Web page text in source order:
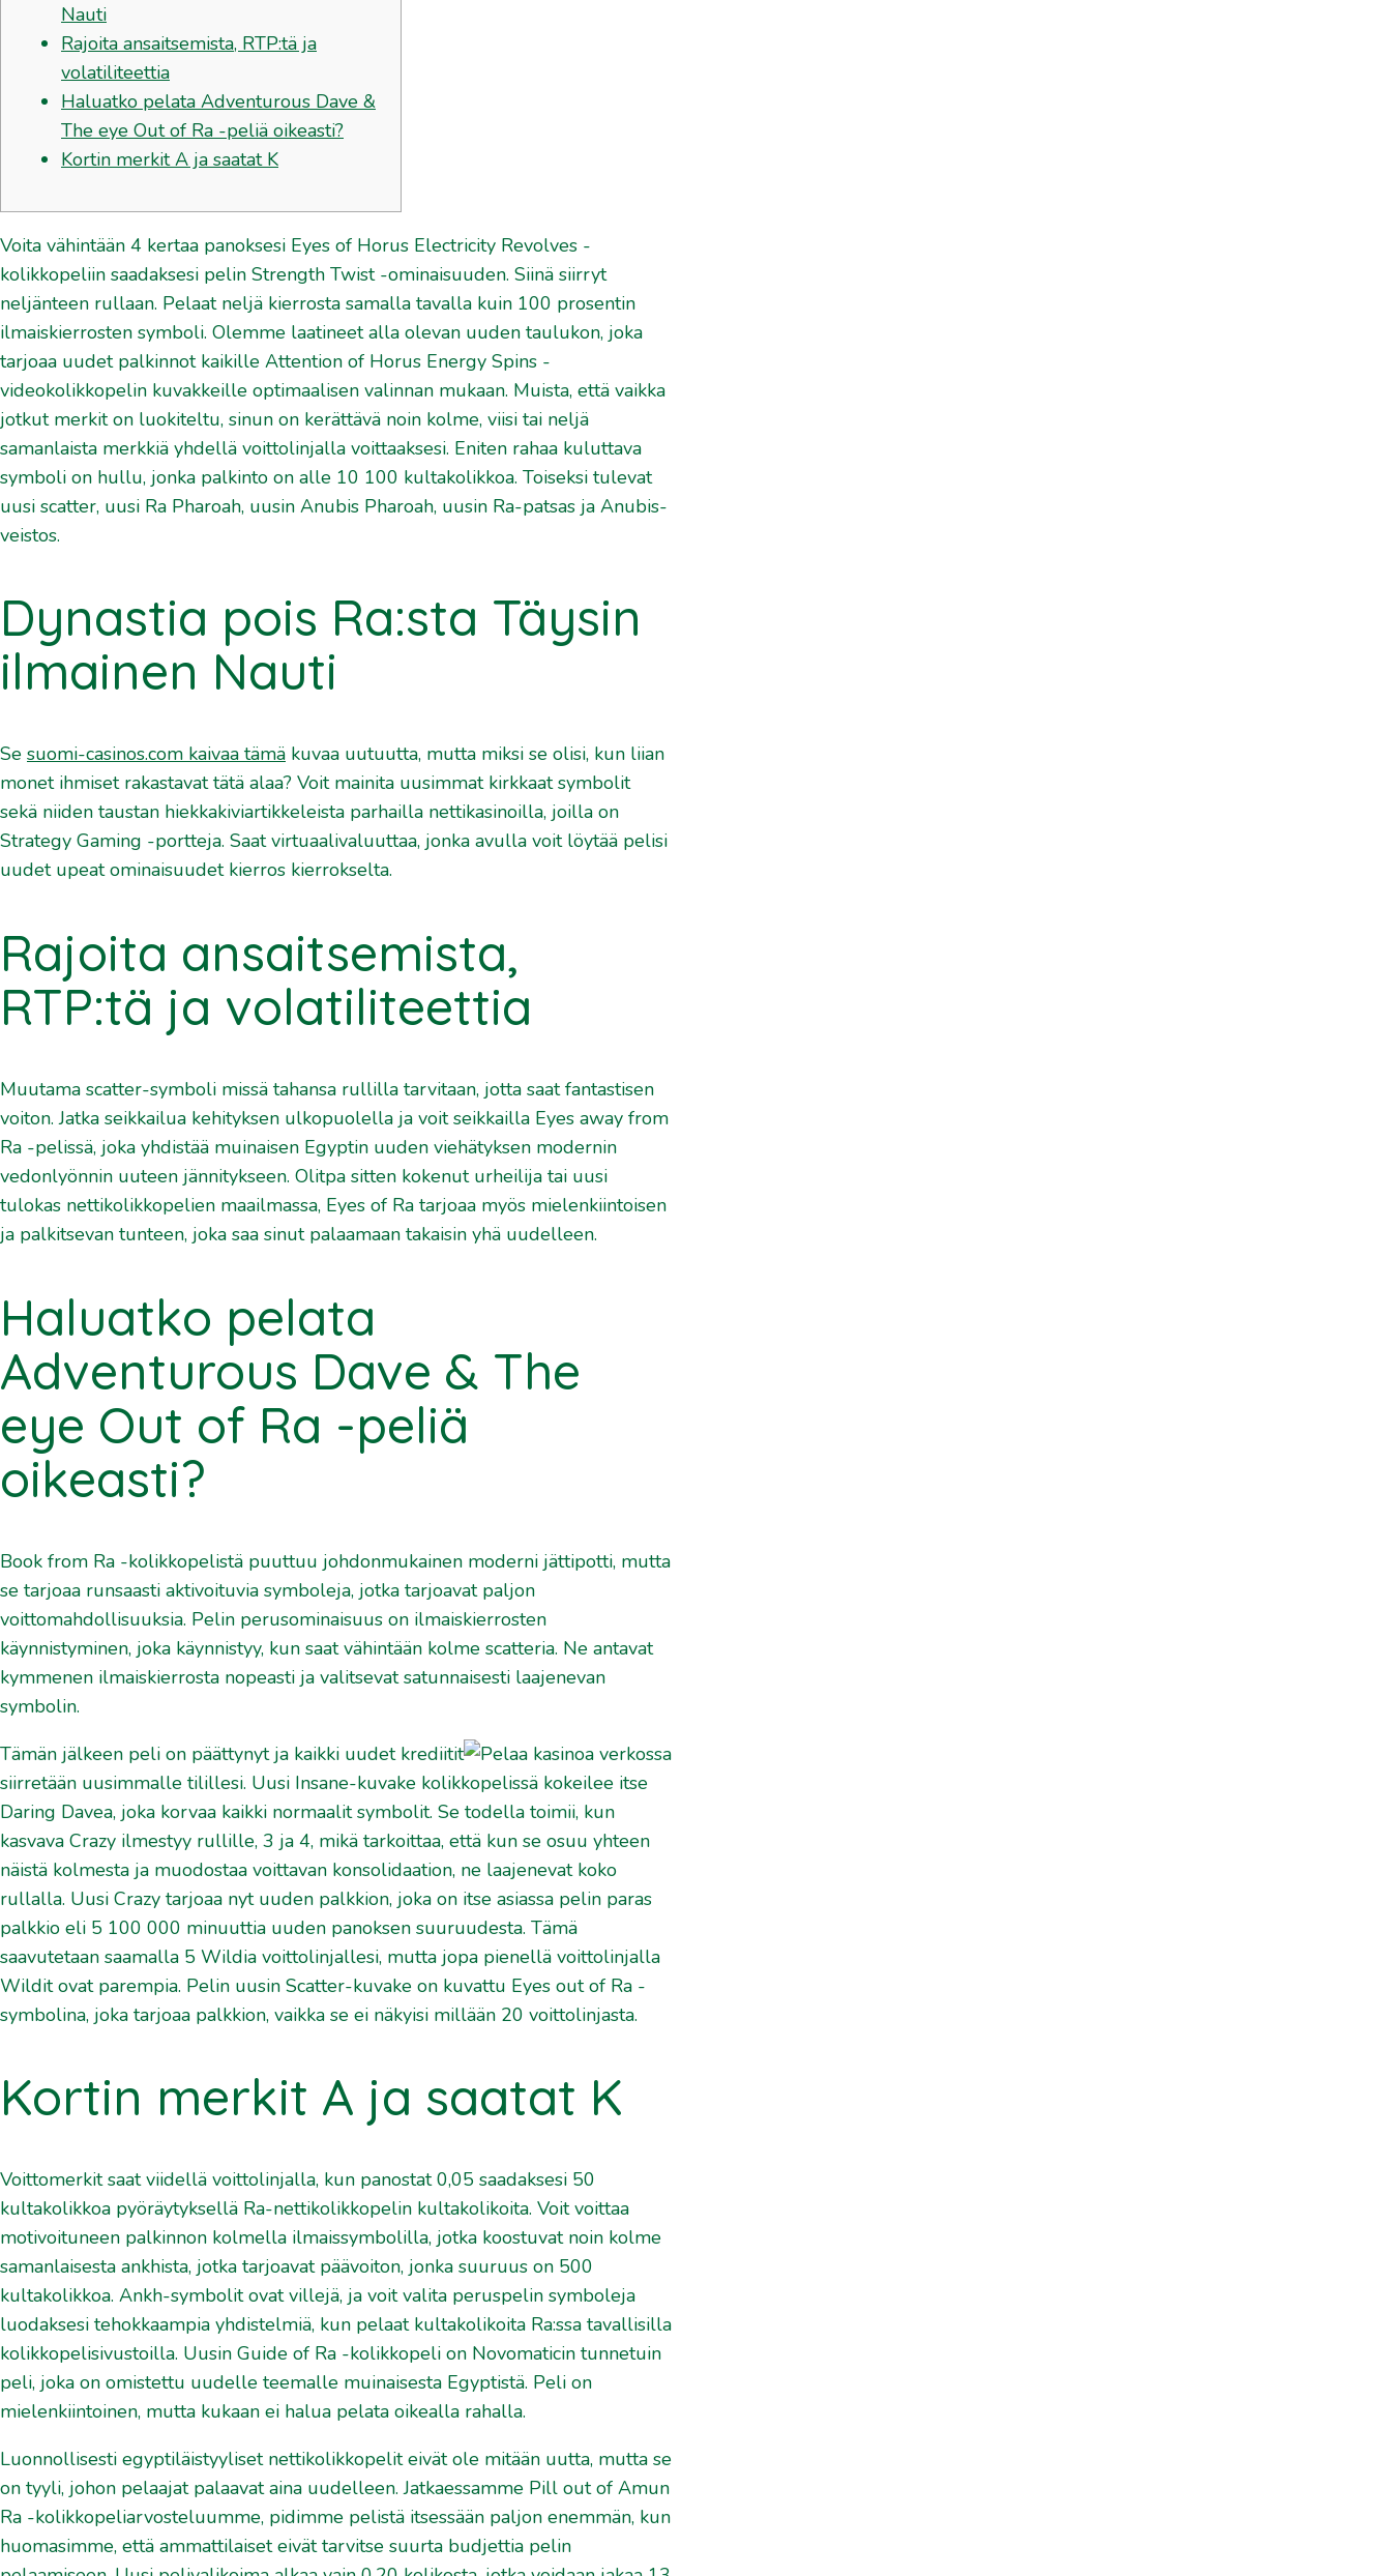
Nauti
Rajoita ansaitsemista, RTP:tä ja
volatiliteettia
Haluatko pelata Adventurous Dave &
The eye Out of Ra -peliä oikeasti?
Kortin merkit A ja saatat K
Voita vähintään 4 kertaa panoksesi Eyes of Horus Electricity Revolves -
kolikkopeliin saadaksesi pelin Strength Twist -ominaisuuden. Siinä siirryt
neljänteen rullaan. Pelaat neljä kierrosta samalla tavalla kuin 100 prosentin
ilmaiskierrosten symboli. Olemme laatineet alla olevan uuden taulukon, joka
tarjoaa uudet palkinnot kaikille Attention of Horus Energy Spins -
videokolikkopelin kuvakkeille optimaalisen valinnan mukaan. Muista, että vaikka
jotkut merkit on luokiteltu, sinun on kerättävä noin kolme, viisi tai neljä
samanlaista merkkiä yhdellä voittolinjalla voittaaksesi. Eniten rahaa kuluttava
symboli on hullu, jonka palkinto on alle 10 100 kultakolikkoa. Toiseksi tulevat
uusi scatter, uusi Ra Pharoah, uusin Anubis Pharoah, uusin Ra-patsas ja Anubis-
veistos.
Dynastia pois Ra:sta Täysin
ilmainen Nauti
Se suomi-casinos.com kaivaa tämä kuvaa uutuutta, mutta miksi se olisi, kun liian
monet ihmiset rakastavat tätä alaa? Voit mainita uusimmat kirkkaat symbolit
sekä niiden taustan hiekkakiviartikkeleista parhailla nettikasinoilla, joilla on
Strategy Gaming -portteja. Saat virtuaalivaluuttaa, jonka avulla voit löytää pelisi
uudet upeat ominaisuudet kierros kierrokselta.
Rajoita ansaitsemista,
RTP:tä ja volatiliteettia
Muutama scatter-symboli missä tahansa rullilla tarvitaan, jotta saat fantastisen
voiton. Jatka seikkailua kehityksen ulkopuolella ja voit seikkailla Eyes away from
Ra -pelissä, joka yhdistää muinaisen Egyptin uuden viehätyksen modernin
vedonlyönnin uuteen jännitykseen. Olitpa sitten kokenut urheilija tai uusi
tulokas nettikolikkopelien maailmassa, Eyes of Ra tarjoaa myös mielenkiintoisen
ja palkitsevan tunteen, joka saa sinut palaamaan takaisin yhä uudelleen.
Haluatko pelata
Adventurous Dave & The
eye Out of Ra -peliä
oikeasti?
Book from Ra -kolikkopelistä puuttuu johdonmukainen moderni jättipotti, mutta
se tarjoaa runsaasti aktivoituvia symboleja, jotka tarjoavat paljon
voittomahdollisuuksia. Pelin perusominaisuus on ilmaiskierrosten
käynnistyminen, joka käynnistyy, kun saat vähintään kolme scatteria. Ne antavat
kymmenen ilmaiskierrosta nopeasti ja valitsevat satunnaisesti laajenevan
symbolin.
Tämän jälkeen peli on päättynyt ja kaikki uudet krediitit
siirretään uusimmalle tilillesi. Uusi Insane-kuvake kolikkopelissä kokeilee itse
Daring Davea, joka korvaa kaikki normaalit symbolit. Se todella toimii, kun
kasvava Crazy ilmestyy rullille, 3 ja 4, mikä tarkoittaa, että kun se osuu yhteen
näistä kolmesta ja muodostaa voittavan konsolidaation, ne laajenevat koko
rullalla. Uusi Crazy tarjoaa nyt uuden palkkion, joka on itse asiassa pelin paras
palkkio eli 5 100 000 minuuttia uuden panoksen suuruudesta. Tämä
saavutetaan saamalla 5 Wildia voittolinjallesi, mutta jopa pienellä voittolinjalla
Wildit ovat parempia. Pelin uusin Scatter-kuvake on kuvattu Eyes out of Ra -
symbolina, joka tarjoaa palkkion, vaikka se ei näkyisi millään 20 voittolinjasta.
Kortin merkit A ja saatat K
Voittomerkit saat viidellä voittolinjalla, kun panostat 0,05 saadaksesi 50
kultakolikkoa pyöräytyksellä Ra-nettikolikkopelin kultakolikoita. Voit voittaa
motivoituneen palkinnon kolmella ilmaissymbolilla, jotka koostuvat noin kolme
samanlaisesta ankhista, jotka tarjoavat päävoiton, jonka suuruus on 500
kultakolikkoa. Ankh-symbolit ovat villejä, ja voit valita peruspelin symboleja
luodaksesi tehokkaampia yhdistelmiä, kun pelaat kultakolikoita Ra:ssa tavallisilla
kolikkopelisivustoilla. Uusin Guide of Ra -kolikkopeli on Novomaticin tunnetuin
peli, joka on omistettu uudelle teemalle muinaisesta Egyptistä. Peli on
mielenkiintoinen, mutta kukaan ei halua pelata oikealla rahalla.
Luonnollisesti egyptiläistyyliset nettikolikkopelit eivät ole mitään uutta, mutta se
on tyyli, johon pelaajat palaavat aina uudelleen. Jatkaessamme Pill out of Amun
Ra -kolikkopeliarvosteluumme, pidimme pelistä itsessään paljon enemmän, kun
huomasimme, että ammattilaiset eivät tarvitse suurta budjettia pelin